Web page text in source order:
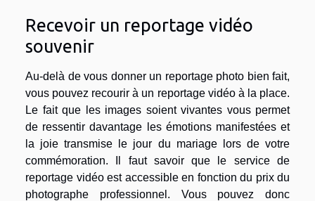
Recevoir un reportage vidéo
souvenir
Au-delà de vous donner un reportage photo bien fait,
vous pouvez recourir à un reportage vidéo à la place.
Le fait que les images soient vivantes vous permet
de ressentir davantage les émotions manifestées et
la joie transmise le jour du mariage lors de votre
commémoration. Il faut savoir que le service de
reportage vidéo est accessible en fonction du prix du
photographe professionnel. Vous pouvez donc